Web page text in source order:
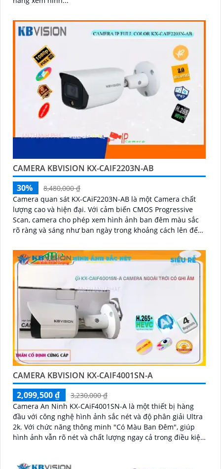
CAMERA KBVISION KX-CAIF2203N-AB
30%
8,480,000 ₫
Camera quan sát KX-CAiF2203N-AB là một Camera chất
lượng cao và hiện đại. Với cảm biến CMOS Progressive
Scan, camera cho phép xem hình ảnh ban đêm màu sắc
rõ ràng và sáng như ban ngày trong khoảng cách lên đến
CAMERA KBVISION KX-CAIF4001SN-A
2,099,500 ₫
3,230,000 ₫
Camera An Ninh KX-CAiF4001SN-A là một thiết bị hàng
đầu với công nghệ hình ảnh sắc nét và độ phân giải Ultra
2k. Với chức năng thông minh "Có Màu Ban Đêm", giúp
hình ảnh vẫn rõ nét và chất lượng ngay cả trong điều kiện